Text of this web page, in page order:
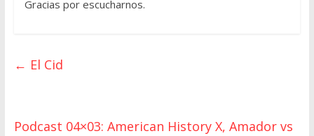
Gracias por escucharnos.
← El Cid
Podcast 04×03: American History X, Amador vs